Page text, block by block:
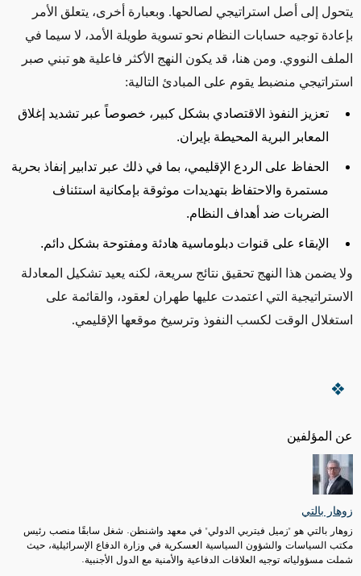
عن المؤلفين
زوهار بالتي
زوهار بالتي هو "زميل فيتربي الدولي" في معهد واشنطن. شغل سابقًا منصب رئيس
مكتب السياسات والشؤون السياسية العسكرية في وزارة الدفاع الإسرائيلية، حيث
شملت مسؤولياته توجيه العلاقات الدفاعية والأمنية مع الدول الأجنبية.
يتحول إلى أصل استراتيجي لصالحها. وبعبارة أخرى، يتعلق الأمر
بإعادة توجيه حسابات النظام نحو تسوية طويلة الأمد، لا سيما في
الملف النووي. ومن هنا، قد يكون النهج الأكثر فاعلية هو تبني صبر
استراتيجي منضبط يقوم على المبادئ التالية:
تعزيز النفوذ الاقتصادي بشكل كبير، خصوصاً عبر تشديد إغلاق
المعابر البرية المحيطة بإيران.
الحفاظ على الردع الإقليمي، بما في ذلك عبر تدابير إنفاذ بحرية
مستمرة والاحتفاظ بتهديدات موثوقة بإمكانية استئناف
الضربات ضد أهداف النظام.
الإبقاء على قنوات دبلوماسية هادئة ومفتوحة بشكل دائم.
ولا يضمن هذا النهج تحقيق نتائج سريعة، لكنه يعيد تشكيل المعادلة
الاستراتيجية التي اعتمدت عليها طهران لعقود، والقائمة على
استغلال الوقت لكسب النفوذ وترسيخ موقعها الإقليمي.